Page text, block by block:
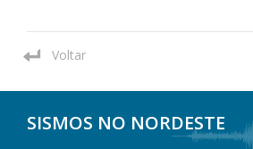
Voltar
SISMOS NO NORDESTE